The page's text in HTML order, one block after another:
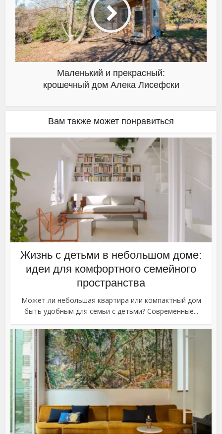
Маленький и прекрасный:
крошечный дом Алека Лисефски
Вам также может понравиться
Жизнь с детьми в небольшом доме:
идеи для комфортного семейного
пространства
Может ли небольшая квартира или компактный дом
быть удобным для семьи с детьми? Современные...